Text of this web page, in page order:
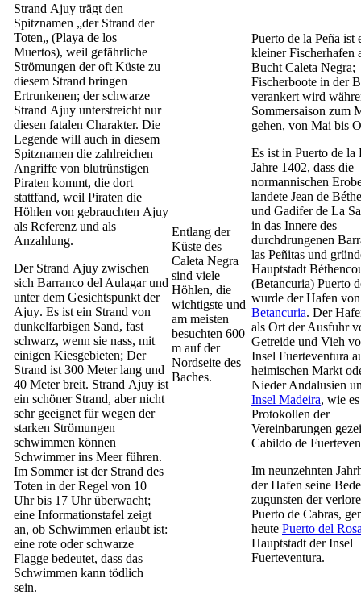
Strand Ajuy trägt den
Spitznamen „der Strand der
Toten„ (Playa de los
Muertos), weil gefährliche
Strömungen der oft Küste zu
diesem Strand bringen
Ertrunkenen; der schwarze
Strand Ajuy unterstreicht nur
diesen fatalen Charakter. Die
Legende will auch in diesem
Spitznamen die zahlreichen
Angriffe von blutrünstigen
Piraten kommt, die dort
stattfand, weil Piraten die
Höhlen von gebrauchten Ajuy
als Referenz und als
Anzahlung.
Der Strand Ajuy zwischen
sich Barranco del Aulagarund
unter dem Gesichtspunkt der
Ajuy. Es ist ein Strand von
dunkelfarbigen Sand, fast
schwarz, wenn sie nass, mit
einigen Kiesgebieten; Der
Strand ist 300 Meter lang und
40 Meter breit. Strand Ajuy ist
ein schöner Strand, aber nicht
sehr geeignet für wegen der
starken Strömungen
schwimmen können
Schwimmer ins Meer führen.
Im Sommer ist der Strand des
Toten in der Regel von 10
Uhr bis 17 Uhr überwacht;
eine Informationstafel zeigt
an, ob Schwimmen erlaubt ist:
eine rote oder schwarze
Flagge bedeutet, dass das
Schwimmen kann tödlich
sein.
Entlang der
Küste des
Caleta Negra
sind viele
Höhlen, die
wichtigste und
am meisten
besuchten 600
m auf der
Nordseite des
Baches.
Puerto de la Peña ist
kleiner Fischerhafen
Bucht Caleta Negra;
Fischerboote in der
verankert wird
Sommersaison zum
gehen, von Mai bis
Es ist in Puerto de la
Jahre 1402, dass die
normannischen
landete Jean de
und Gadifer de La
in das Innere des
durchdrungenen
las Peñitas und
Hauptstadt
(Betancuria) Puerto
wurde der Hafen von
Betancuria. Der
als Ort der Ausfuhr
Getreide und Vieh
Insel Fuerteventura
heimischen Markt
Nieder Andalusien
Insel Madeira, wie
Protokollen der
Vereinbarungen
Cabildo de
Im neunzehnten
der Hafen seine
zugunsten der
Puerto de Cabras,
heute Puerto del
Hauptstadt der Insel
Fuerteventura.